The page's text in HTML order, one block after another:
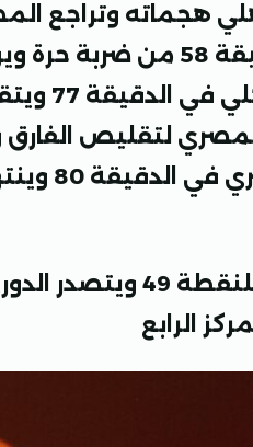
هجماته وتراجع
الهدف الثالث للأهلي في
ويحتسب
لتقليص
في الدقيقة 80
وبهذه النتيجة يصعد